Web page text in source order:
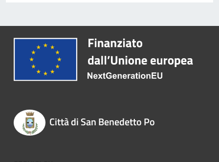
Città di San Benedetto Po